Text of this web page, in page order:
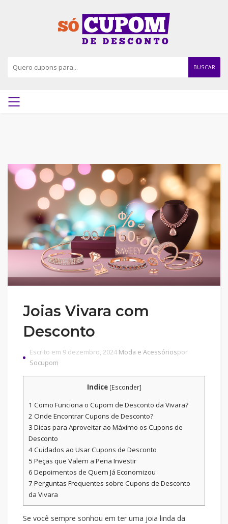
BUSCAR
Joias Vivara com
Desconto
Escrito em 9 dezembro, 2024 Moda e Acessóriospor
Socupom
Indice [Esconder]
1 Como Funciona o Cupom de Desconto da Vivara?
2 Onde Encontrar Cupons de Desconto?
3 Dicas para Aproveitar ao Máximo os Cupons de
Desconto
4Cuidados ao Usar Cupons de Desconto
5 Peças que Valem a Pena Investir
6 Depoimentos de Quem Já Economizou
7 Perguntas Frequentes sobre Cupons de Desconto
da Vivara
Se você sempre sonhou em ter uma joia linda da